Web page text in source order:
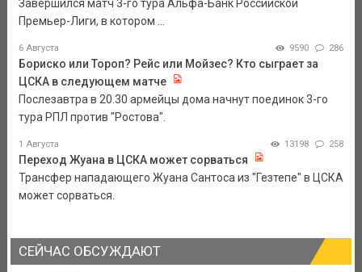
Завершился матч 3-го тура Альфа-Банк Российской
Премьер-Лиги, в котором ...
6 Августа 9590 286
Бориско или Тороп? Рейс или Мойзес? Кто сыграет за
ЦСКА в следующем матче
Послезавтра в 20.30 армейцы дома начнут поединок 3-го
тура РПЛ против "Ростова".
1 Августа 13198 258
Переход Жуана в ЦСКА может сорваться
Трансфер нападающего Жуана Сантоса из "Гезтепе" в ЦСКА
может сорваться.
СЕЙЧАС ОБСУЖДАЮТ